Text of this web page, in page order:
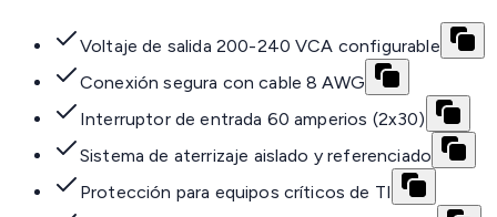
Voltaje de salida 200-240 VCA configurable
Conexión segura con cable 8 AWG
Interruptor de entrada 60 amperios (2x30)
Sistema de aterrizaje aislado y referenciado
Protección para equipos críticos de TI